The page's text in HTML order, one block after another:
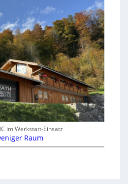
im Werkstatt-Einsatz
Raum